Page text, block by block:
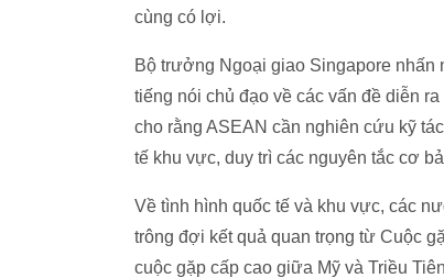
cùng có lợi.
Bộ trưởng Ngoại giao Singapore nhấn
tiếng nói chủ đạo về các vấn đề diễn
cho rằng ASEAN cần nghiên cứu kỹ
tế khu vực, duy trì các nguyên tắc cơ
Về tình hình quốc tế và khu vực, các
trông đợi kết quả quan trọng từ Cuộc
cuộc gặp cấp cao giữa Mỹ và Triều